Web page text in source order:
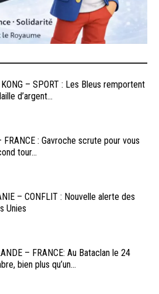
KONG – SPORT : Les Bleus remportent
d’argent...
FRANCE : Gavroche scrute pour vous
tour...
– CONFLIT : Nouvelle alerte des
Unies
– FRANCE: Au Bataclan le 24
bien plus qu’un...